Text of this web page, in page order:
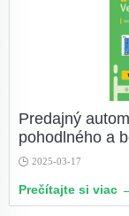
Predajný
pohodlného a
2025-03-17
Prečítajte si viac